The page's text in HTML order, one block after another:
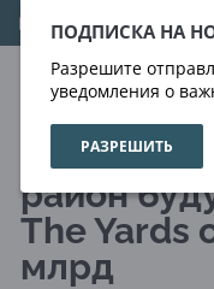
ПОДПИСКА НА
Разрешите
уведомления о
РАЗРЕШИТЬ
07.08.2026 11:10:41
Дубай
район
The Yards
млрд